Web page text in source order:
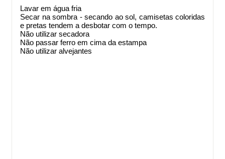
Lavar em água fria
Secar na sombra - secando ao sol, camisetas coloridas
e pretas tendem a desbotar com o tempo.
Não utilizar secadora
Não passar ferro em cima da estampa
Não utilizar alvejantes